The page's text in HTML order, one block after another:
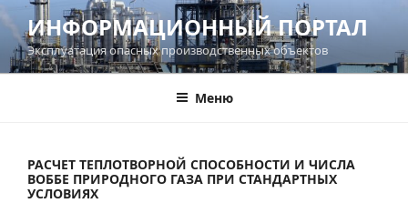
Перейти
содержимому
ИНФОРМАЦИОННЫЙ ПОРТАЛ
Эксплуатация опасных производственных объектов
Меню
РАСЧЕТ ТЕПЛОТВОРНОЙ СПОСОБНОСТИ И ЧИСЛА
ВОББЕ ПРИРОДНОГО ГАЗА ПРИ СТАНДАРТНЫХ
УСЛОВИЯХ